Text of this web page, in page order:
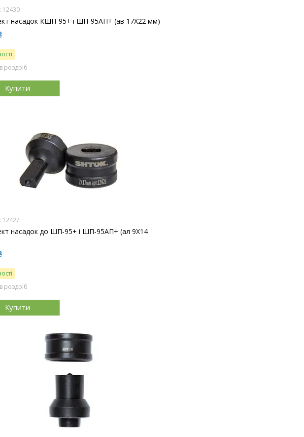
12430
насадок КШП-95+ і ШП-95АП+ (ав 17Х22 мм)
роздріб
Купити
12427
насадок до ШП-95+ і ШП-95АП+ (ал 9Х14
роздріб
Купити